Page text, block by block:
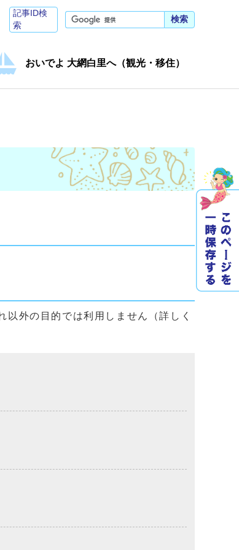
記事ID検
索
検索
おいでよ 大網白里へ（観光・移住）
外の目的では利用しません（詳しく